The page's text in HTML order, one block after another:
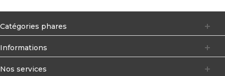
Catégories phares
Informations
Nos services